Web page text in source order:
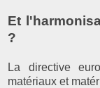
Et
?
La directive
matériaux et